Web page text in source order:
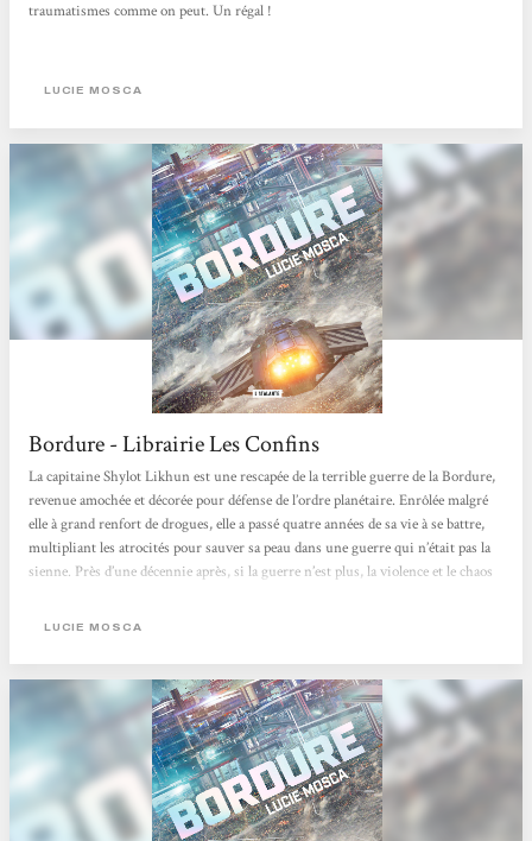
traumatismes comme on peut. Un régal !
LUCIE MOSCA
Bordure - Librairie Les Confins
La capitaine Shylot Likhun est une rescapée de la terrible guerre de la Bordure,
revenue amochée et décorée pour défense de l’ordre planétaire. Enrôlée malgré
elle à grand renfort de drogues, elle a passé quatre années de sa vie à se battre,
multipliant les atrocités pour sauver sa peau dans une guerre qui n’était pas la
sienne. Près d’une décennie après, si la guerre n’est plus, la violence et le chaos
méritocratie coule de beaux jours) Shylot s’est...
LUCIE MOSCA